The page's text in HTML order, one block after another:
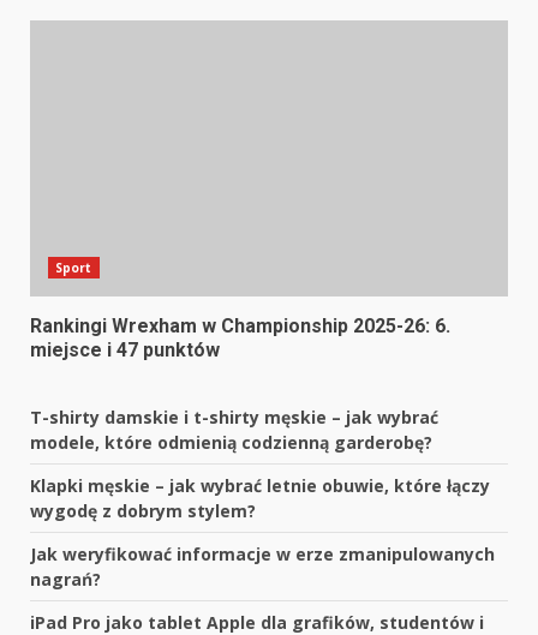
Sport
Rankingi Wrexham w Championship 2025-26: 6.
miejsce i 47 punktów
T-shirty damskie i t-shirty męskie – jak wybrać
modele, które odmienią codzienną garderobę?
Klapki męskie – jak wybrać letnie obuwie, które łączy
wygodę z dobrym stylem?
Jak weryfikować informacje w erze zmanipulowanych
nagrań?
iPad Pro jako tablet Apple dla grafików, studentów i